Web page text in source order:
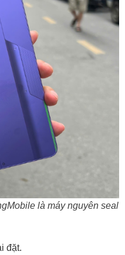
là máy nguyên seal
đặt.